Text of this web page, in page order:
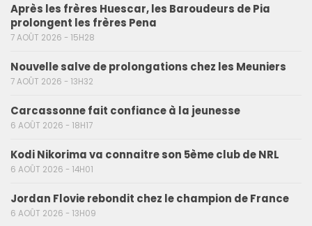
Après les frères Huescar, les Baroudeurs de Pia
prolongent les frères Pena
7 AOÛT 2026 - 15H28
Nouvelle salve de prolongations chez les Meuniers
7 AOÛT 2026 - 13H32
Carcassonne fait confiance à la jeunesse
6 AOÛT 2026 - 18H17
Kodi Nikorima va connaitre son 5ème club de NRL
6 AOÛT 2026 - 14H01
Jordan Flovie rebondit chez le champion de France
6 AOÛT 2026 - 13H09